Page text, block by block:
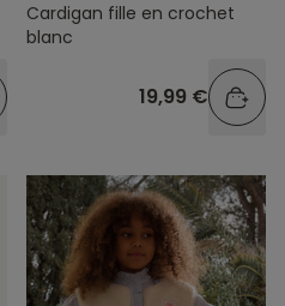
Cardigan fille en crochet
blanc
19,99 €